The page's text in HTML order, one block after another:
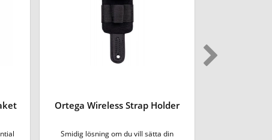
Ortega Wireless Strap Holder
Smidig lösning om du vill sätta din